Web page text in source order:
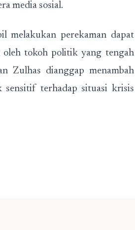
media sosial.
melakukan perekaman dapat
oleh tokoh politik yang tengah
Zulhas dianggap menambah
sensitif terhadap situasi krisis